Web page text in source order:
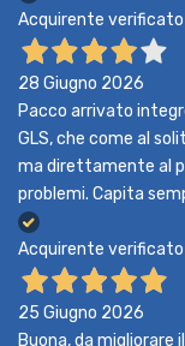
Acquirente verificato
28 Giugno 2026
Pacco arrivato
GLS, che come al
ma direttamente al
problemi. Capita
Acquirente verificato
25 Giugno 2026
Buona, da